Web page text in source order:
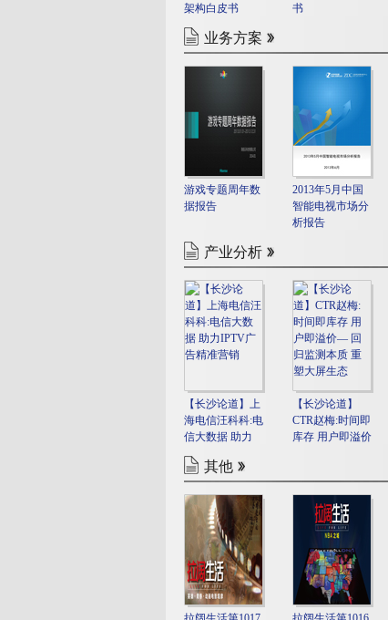
架构白皮书
书
业务方案
游戏专题周年数
据报告
2013年5月中国
智能电视市场分
析报告
产业分析
【长沙论道】上
海电信汪科科:电
信大数据 助力
IPTV广告精准营
销
【长沙论道】
CTR赵梅:时间即
库存 用户即溢价
其他